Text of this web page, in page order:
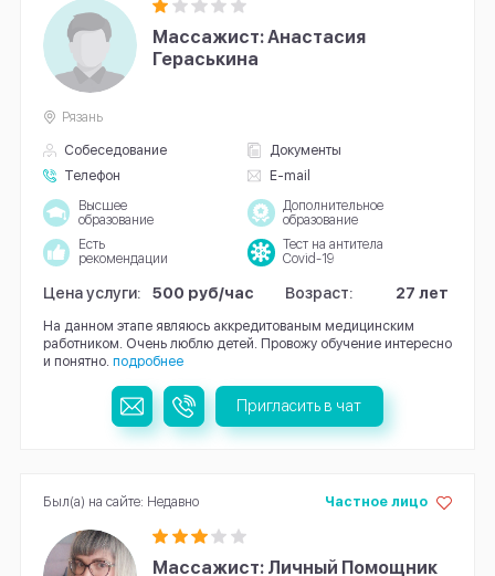
Массажист: Анастасия
Гераськина
Собеседование
Документы
Телефон
E-mail
Рязань
Высшее
образование
Дополнительное
образование
Есть
рекомендации
Тест на антитела
Covid-19
Цена услуги: 500 руб/час Возраст: 27 лет
На данном этапе являюсь аккредитованым медицинским
работником. Очень люблю детей. Провожу обучение интересно
и понятно. подробнее
Пригласить в чат
Массажист: Личный Помощник
Частное лицо
Был(а) на сайте: Недавно